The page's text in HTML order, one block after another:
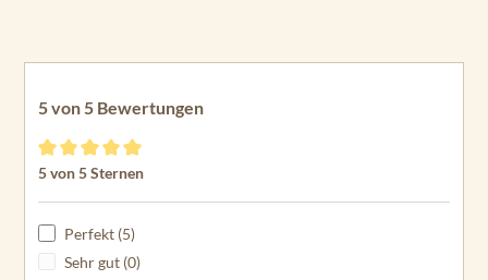
5 von 5 Bewertungen
Durchschnittliche Bewertung von 5 von 5 Sternen
5 von 5 Sternen
Perfekt (5)
Sehr gut (0)